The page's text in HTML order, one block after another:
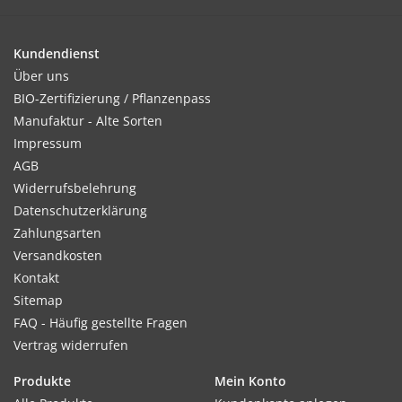
Bei Vorkultur ca. 1 Woche nach Aufgang pikieren, sonst zu
dicht stehende Sämlinge vereinzeln. Pflanzabstand: 20 x 20
cm.
Standort:
Liebt lockeren, durchlässigen Gartenboden und sonnigen
Standort.
Ernte / Blüte:
Ab Juni - Oktober
Kundendienst
Über uns
BIO-Zertifizierung / Pflanzenpass
Manufaktur - Alte Sorten
Impressum
AGB
Widerrufsbelehrung
Datenschutzerklärung
Zahlungsarten
Versandkosten
Kontakt
Sitemap
FAQ - Häufig gestellte Fragen
Vertrag widerrufen
Produkte
Mein Konto